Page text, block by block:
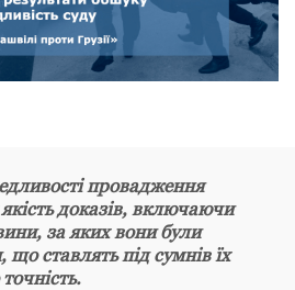
провадження
доказів, включаючи
за яких вони були
ставлять під сумнів їх